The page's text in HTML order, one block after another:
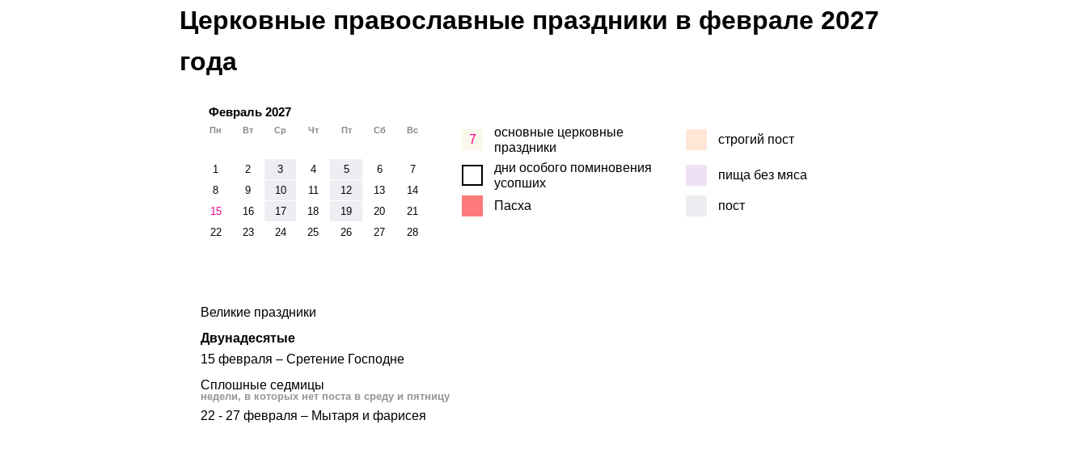
Церковные православные праздники в феврале 2027
года
Февраль 2027
Пн Вт Ср Чт Пт Сб Вс
1 2 3 4 5 6
7
8
9 10 11 12 13
14
15
16 17 18 19 20
21
22
23 24 25 26 27 28
7
основные церковные
праздники
строгий пост
дни особого поминовения
усопших
пища без мяса
Пасха пост
Великие праздники
Двунадесятые
15 февраля ‒ Сретение Господне
Сплошные седмицы
недели, в которых нет поста в среду и пятницу
22 - 27 февраля ‒ Мытаря и фарисея